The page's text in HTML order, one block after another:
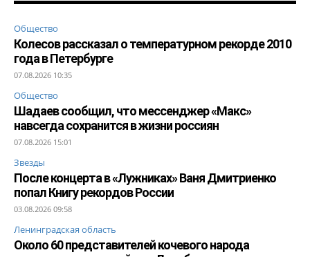
Общество
Колесов рассказал о температурном рекорде 2010
года в Петербурге
07.08.2026 10:35
Общество
Шадаев сообщил, что мессенджер «Макс»
навсегда сохранится в жизни россиян
07.08.2026 15:01
Звезды
После концерта в «Лужниках» Ваня Дмитриенко
попал Книгу рекордов России
03.08.2026 09:58
Ленинградская область
Около 60 представителей кочевого народа